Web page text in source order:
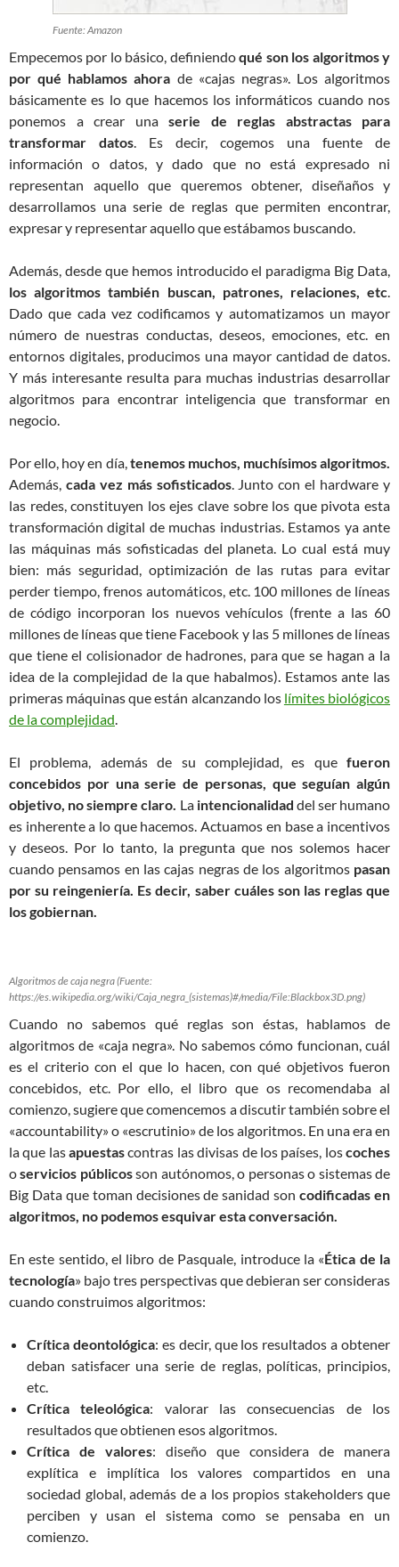
Fuente: Amazon
Empecemos por lo básico, definiendoqué son los algoritmos y
por qué hablamos ahora de «cajas negras». Los algoritmos
básicamente es lo que hacemos los informáticos cuando nos
ponemos a crear una serie de reglas abstractas para
transformar datos. Es decir, cogemos una fuente de
información o datos, y dado que no está expresado ni
representan aquello que queremos obtener, diseñaños y
desarrollamos una serie de reglas que permiten encontrar,
expresar y representar aquello que estábamos buscando.
Además, desde que hemos introducido el paradigma Big Data,
los algoritmos también buscan, patrones, relaciones, etc.
Dado que cada vez codificamos y automatizamos un mayor
número de nuestras conductas, deseos, emociones, etc. en
entornos digitales, producimos una mayor cantidad de datos.
Y más interesante resulta para muchas industrias desarrollar
algoritmos para encontrar inteligencia que transformar en
negocio.
Por ello, hoy en día,tenemos muchos, muchísimos algoritmos.
Además, cada vez más sofisticados. Junto con el hardware y
las redes, constituyen los ejes clave sobre los que pivota esta
transformación digital de muchas industrias. Estamos ya ante
las máquinas más sofisticadas del planeta. Lo cual está muy
bien: más seguridad, optimización de las rutas para evitar
perder tiempo, frenos automáticos, etc. 100 millones de líneas
de código incorporan los nuevos vehículos (frente a las 60
millones de líneas que tiene Facebook y las 5 millones de líneas
que tiene el colisionador de hadrones, para que se hagan a la
idea de la complejidad de la que habalmos). Estamos ante las
primeras máquinas que están alcanzando los límites biológicos
de la complejidad.
El problema, además de su complejidad, es que fueron
concebidos por una serie de personas, que seguían algún
objetivo, no siempre claro. La intencionalidad del ser humano
es inherente a lo que hacemos. Actuamos en base a incentivos
y deseos. Por lo tanto, la pregunta que nos solemos hacer
cuando pensamos en las cajas negras de los algoritmos pasan
por su reingeniería. Es decir, saber cuáles son las reglas que
los gobiernan.
Algoritmos de caja negra (Fuente:
https://es.wikipedia.org/wiki/Caja_negra_(sistemas)#/media/File:Blackbox3D.png)
Cuando no sabemos qué reglas son éstas, hablamos de
algoritmos de «caja negra». No sabemos cómo funcionan, cuál
es el criterio con el que lo hacen, con qué objetivos fueron
concebidos, etc. Por ello, el libro que os recomendaba al
comienzo, sugiere que comencemos a discutir también sobre el
«accountability» o «escrutinio» de los algoritmos. En una era en
la que lasapuestascontras las divisas de los países, loscoches
oservicios públicosson autónomos, o personas o sistemas de
Big Data que toman decisiones de sanidad soncodificadas en
algoritmos, no podemos esquivar esta conversación.
En este sentido, el libro de Pasquale, introduce la «Ética de la
tecnología» bajo tres perspectivas que debieran ser consideras
cuando construimos algoritmos:
Crítica deontológica: es decir, que los resultados a obtener
deban satisfacer una serie de reglas, políticas, principios,
etc.
Crítica teleológica: valorar las consecuencias de los
resultados que obtienen esos algoritmos.
Crítica de valores: diseño que considera de manera
explítica e implítica los valores compartidos en una
sociedad global, además de a los propios stakeholders que
perciben y usan el sistema como se pensaba en un
comienzo.